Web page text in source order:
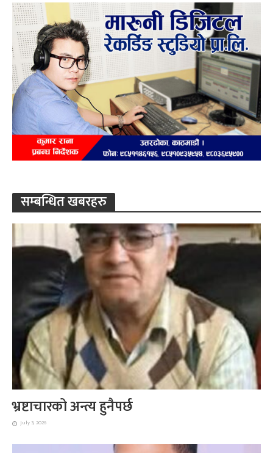
सम्बन्धित खबरहरु
भ्रष्टाचारको अन्त्य हुनैपर्छ
July 3, 2026